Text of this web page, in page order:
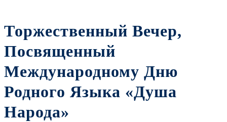
Торжественный Вечер,
Посвященный
Международному Дню
Родного Языка «Душа
Народа»